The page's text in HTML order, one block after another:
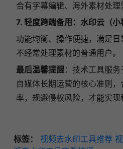
合有字幕编辑、海外素材处理
7. 轻度跨端备用：水印云（小
功能均衡、操作便捷，满足
不经常处理素材的普通用户。
最后温馨提醒：技术工具服
自媒体长期运营的核心准则
率，规避侵权风险，才能实现
标签： 视频去水印工具推荐